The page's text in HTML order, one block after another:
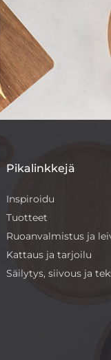
Pikalinkkejä
Inspiroidu
Tuotteet
Ruoanvalmistus ja
Kattaus ja tarjoilu
Säilytys, siivous ja